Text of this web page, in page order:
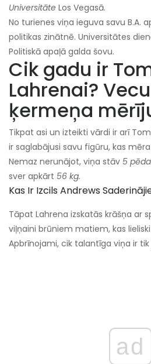
Universitāte Los Vegasā.
No turienes viņa ieguva savu B.A.
politikas zinātnē. Universitātes
Politiskā apaļā galda šovu.
Cik gadu ir
Lahrenai?
ķermeņa
Tikpat asi un izteikti vārdi ir arī
ir saglabājusi savu figūru, kas mēra
Nemaz nerunājot, viņa stāv 5
sver apkārt 56 kg.
Kas Ir Izcils Andrews
Tāpat Lahrena izskatās krāšņa ar
viļņaini brūniem matiem, kas
Apbrīnojami, cik talantīga viņa ir
ad